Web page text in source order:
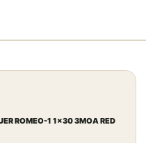
ROMEO-1 1x30 3MOA RED